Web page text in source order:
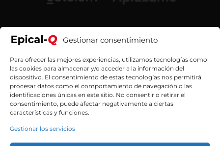
Gestionar consentimiento
Para ofrecer las mejores experiencias, utilizamos tecnologías como
las cookies para almacenar y/o acceder a la información del
dispositivo. El consentimiento de estas tecnologías nos permitirá
procesar datos como el comportamiento de navegación o las
identificaciones únicas en este sitio. No consentir o retirar el
consentimiento, puede afectar negativamente a ciertas
características y funciones.
Gestionar los serviciosContacta con nosotros